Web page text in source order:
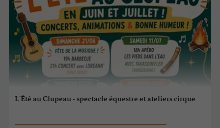
L'Été au Clupeau - spectacle équestre et ateliers cirque